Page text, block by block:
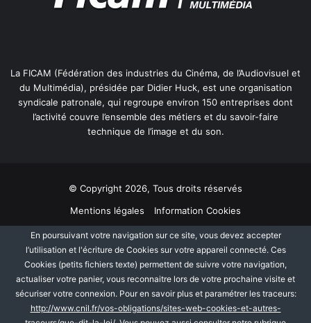
La FICAM (Fédération des industries du Cinéma, de l’Audiovisuel et
du Multimédia), présidée par Didier Huck, est une organisation
syndicale patronale, qui regroupe environ 150 entreprises dont
l’activité couvre l’ensemble des métiers et du savoir-faire
technique de l’image et du son.
© Copyright 2026, Tous droits réservés
Mentions légales
Information Cookies
Politique de protection des données personnelles
Plan du site
FacebookLinkedin
En poursuivant votre navigation sur ce site, vous devez accepter
l’utilisation et l'écriture de Cookies sur votre appareil connecté. Ces
Cookies (petits fichiers texte) permettent de suivre votre navigation,
actualiser votre panier, vous reconnaitre lors de votre prochaine visite et
sécuriser votre connexion. Pour en savoir plus et paramétrer les traceurs:
http://www.cnil.fr/vos-obligations/sites-web-cookies-et-autres-